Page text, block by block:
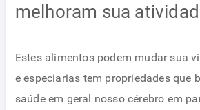
melhoram sua
Estes alimentos podem mudar sua
e especiarias tem propriedades que
saúde em geral nosso cérebro em